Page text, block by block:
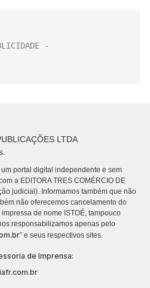
LTDA
um portal digital independente e sem
a EDITORA TRES COMÉRCIO DE
judicial). Informamos também que não
não oferecemos cancelamento do
de nome ISTOÉ, tampouco
responsabilizamos apenas pelo
” e seus respectivos sites.
de Imprensa: